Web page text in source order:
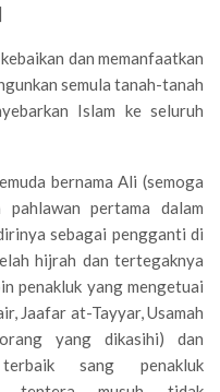
dan memanfaatkan
semula tanah-tanah
Islam ke seluruh
bernama Ali (semoga
pahlawan pertama dalam
sebagai pengganti di
hijrah dan tertegaknya
penakluk yang mengetuai
Jaafar at-Tayyar, Usamah
yang dikasihi) dan
sang penakluk